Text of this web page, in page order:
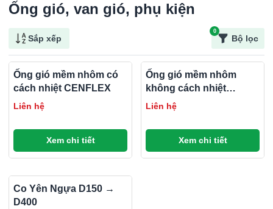
Ống gió, van gió, phụ kiện
Sắp xếp Bộ lọc
0
Ống gió mềm nhôm có
cách nhiệt CENFLEX
Liên hệ
Xem chi tiết
Ống gió mềm nhôm
không cách nhiệt
CENFLEX
Liên hệ
Xem chi tiết
Co Yên Ngựa D150 →
D400